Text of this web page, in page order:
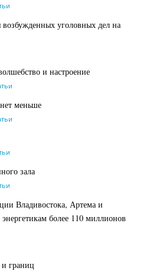
возбужденных уголовных дел на
и настроение
меньше
зала
Владивостока, Артема и
более 110 миллионов
границ